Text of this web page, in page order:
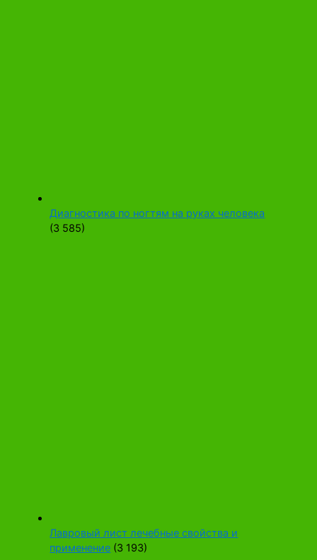
Диагностика по ногтям на руках человека
(3 585)
Лавровый лист лечебные свойства и
применение (3 193)